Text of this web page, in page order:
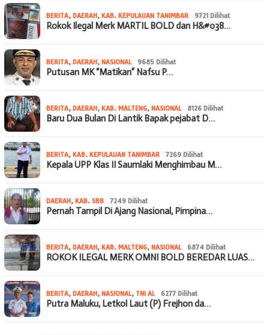
BERITA, DAERAH, KAB. KEPULAUAN TANIMBAR 9721 Dilihat
Rokok Ilegal Merk MARTIL BOLD dan H&#038…
BERITA, DAERAH, NASIONAL 9685 Dilihat
Putusan MK “Matikan” Nafsu P…
BERITA, DAERAH, KAB. MALTENG, NASIONAL 8126 Dilihat
Baru Dua Bulan Di Lantik Bapak pejabat D…
BERITA, KAB. KEPULAUAN TANIMBAR 7269 Dilihat
Kepala UPP Klas II Saumlaki Menghimbau M…
DAERAH, KAB. SBB 7249 Dilihat
Pernah Tampil Di Ajang Nasional, Pimpina…
BERITA, DAERAH, KAB. MALTENG, NASIONAL 6874 Dilihat
ROKOK ILEGAL MERK OMNI BOLD BEREDAR LUAS…
BERITA, DAERAH, NASIONAL, TNI AL 6277 Dilihat
Putra Maluku, Letkol Laut (P) Frejhon da…